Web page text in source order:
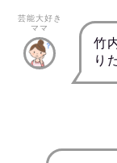
芸能大好き
ママ
竹
り